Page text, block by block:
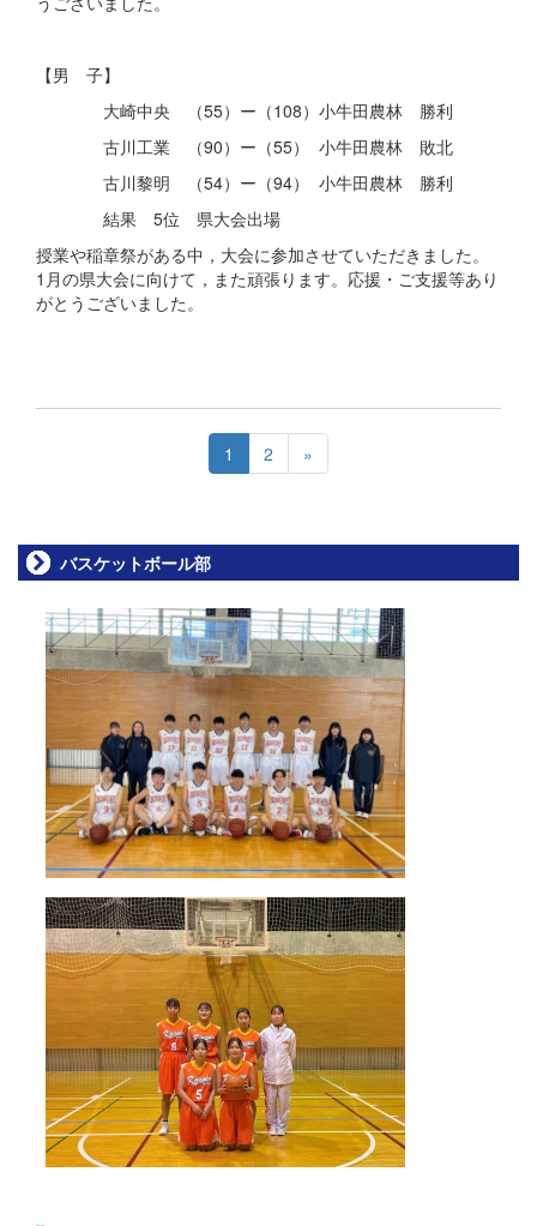
【男 子】
大崎中央 （55）ー（108）小牛田農林 勝利
古川工業 （90）ー（55） 小牛田農林 敗北
古川黎明 （54）ー（94） 小牛田農林 勝利
結果 5位 県大会出場
授業や稲章祭がある中，大会に参加させていただきました。
1月の県大会に向けて，また頑張ります。応援・ご支援等あり
がとうございました。
1 2 »
バスケットボール部